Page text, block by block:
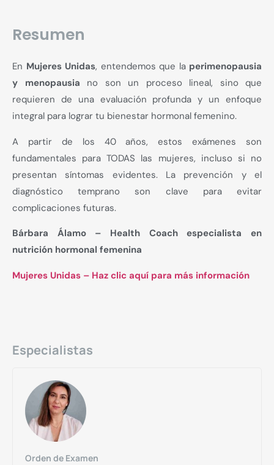
Resumen
En Mujeres Unidas, entendemos que la perimenopausia
y menopausia no son un proceso lineal, sino que
requieren de una evaluación profunda y un enfoque
integral para lograr tu bienestar hormonal femenino.
A partir de los 40 años, estos exámenes son
fundamentales para TODAS las mujeres, incluso si no
presentan síntomas evidentes. La prevención y el
diagnóstico temprano son clave para evitar
complicaciones futuras.
Bárbara Álamo – Health Coach especialista en
nutrición hormonal femenina
Mujeres Unidas – Haz clic aquí para más información
Especialistas
Orden de Examen